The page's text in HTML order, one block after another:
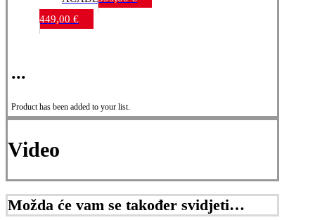
PRODUŽNIM
STOLOM i 12 vrsti
449,00 €
krojačice
...
Product has been added to your list.
Video
Možda će vam se također svidjeti…